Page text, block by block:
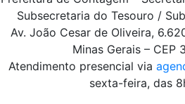
Subsecretaria do Tesouro /
Av. João Cesar de Oliveira,
Minas Gerais – CEP
Atendimento presencial via
sexta-feira, das